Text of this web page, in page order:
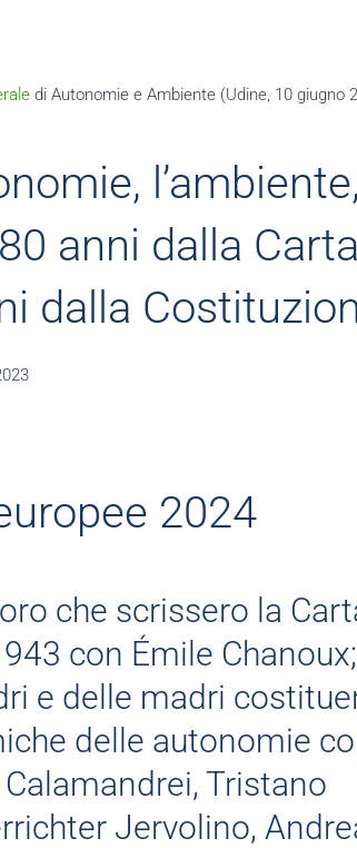
di Autonomie e Ambiente (Udine, 10 giugno
l’ambiente,
anni dalla
dalla
2024
che scrissero la
con Émile Chanoux;
e delle madri
delle autonomie
Tristano
Jervolino,